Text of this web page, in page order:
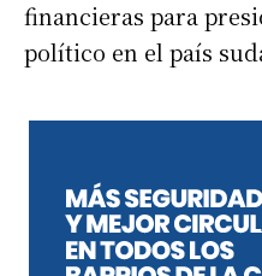
financieras para
político en el país